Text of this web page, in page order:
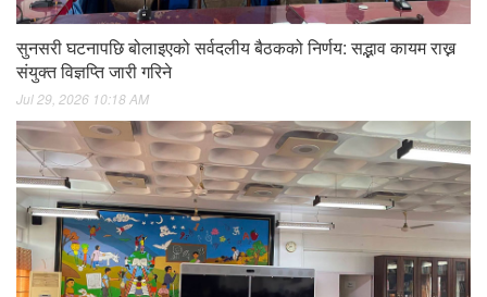
सुनसरी घटनापछि बोलाइएको सर्वदलीय बैठकको निर्णय: सद्भाव कायम राख्न
संयुक्त विज्ञप्ति जारी गरिने
Jul 29, 2026 10:18 AM